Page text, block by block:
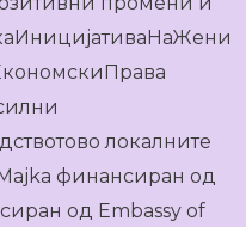
локалните
финансиран од
од Embassy of